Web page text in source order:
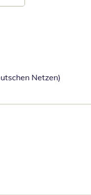
Netzen)